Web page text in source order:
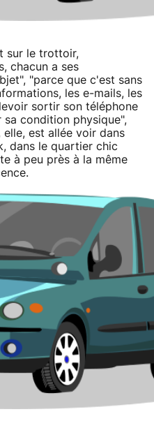
sur le trottoir,
chacun a ses
"parce que c'est sans
les e-mails, les
sortir son téléphone
sa condition physique",
est allée voir dans
dans le quartier chic
à peu près à la même